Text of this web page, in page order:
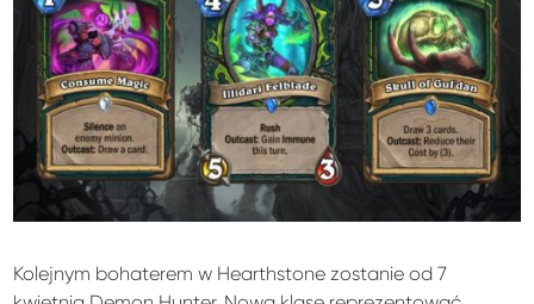
Kolejnym bohaterem w Hearthstone zostanie od 7